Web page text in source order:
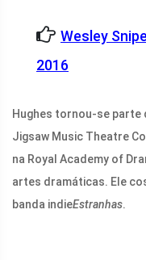
Wesley
2016
Hughes tornou-se parte
Jigsaw Music Theatre
na Royal Academy of
artes dramáticas. Ele
banda indieEstranhas.